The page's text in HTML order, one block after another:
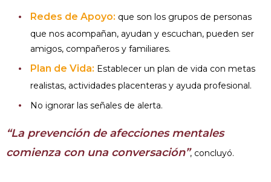
Redes de Apoyo: que son los grupos de personas
que nos acompañan, ayudan y escuchan, pueden ser
amigos, compañeros y familiares.
Plan de Vida: Establecer un plan de vida con metas
realistas, actividades placenteras y ayuda profesional.
No ignorar las señales de alerta.
“La prevención de afecciones mentales
comienza con una conversación”, concluyó.